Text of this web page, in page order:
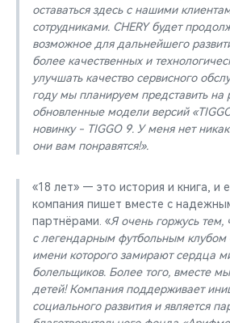
оставаться здесь с нашими
сотрудниками. CHERY будет
возможное для дальнейшего
более качественных и
улучшать качество сервисного
году мы планируем представить на
обновленные модели версий
новинку - TIGGO 9. У меня нет
они вам понравятся!».
«18 лет» — это история и книга, и
компания пишет вместе с
партнёрами. «Я очень горжусь тем,
с легендарным футбольным клубом
имени которого замирают сердца
болельщиков. Более того, вместе
детей! Компания поддерживает
социального развития и является